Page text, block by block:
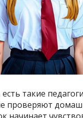
такие
проверяют